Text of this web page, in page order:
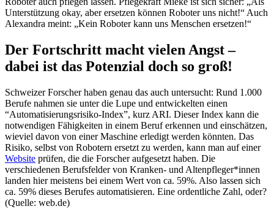
Unterstützung okay, aber ersetzen können Roboter uns nicht!“ Auch
Alexandra meint: „Kein Roboter kann uns Menschen ersetzen!“
Der Fortschritt macht vielen Angst –
dabei ist das Potenzial doch so groß!
Schweizer Forscher haben genau das auch untersucht: Rund 1.000
Berufe nahmen sie unter die Lupe und entwickelten einen
“Automatisierungsrisiko-Index”, kurz ARI. Dieser Index kann die
notwendigen Fähigkeiten in einem Beruf erkennen und einschätzen,
wieviel davon von einer Maschine erledigt werden könnten. Das
Risiko, selbst von Robotern ersetzt zu werden, kann man auf einer
Website prüfen, die die Forscher aufgesetzt haben. Die
verschiedenen Berufsfelder von Kranken- und Altenpfleger*innen
landen hier meistens bei einem Wert von ca. 59%. Also lassen sich
ca. 59% dieses Berufes automatisieren. Eine ordentliche Zahl, oder?
(Quelle: web.de)